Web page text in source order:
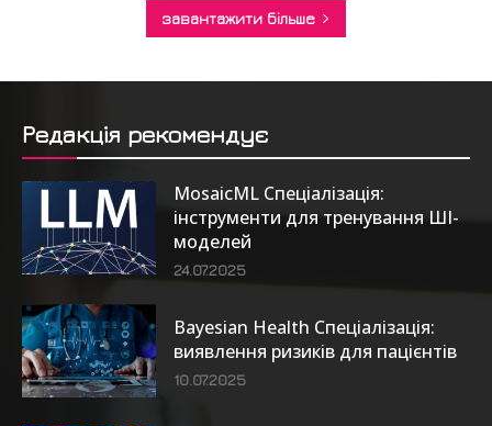
завантажити більше
Редакція рекомендує
MosaicML Спеціалізація:
інструменти для тренування ШІ-
моделей
24.07.2025
Bayesian Health Спеціалізація:
виявлення ризиків для пацієнтів
10.07.2025